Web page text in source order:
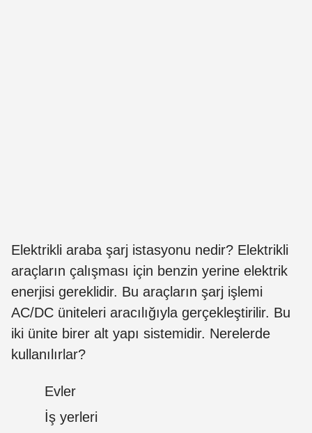
Elektrikli araba şarj istasyonu nedir? Elektrikli
araçların çalışması için benzin yerine elektrik
enerjisi gereklidir. Bu araçların şarj işlemi
AC/DC üniteleri aracılığıyla gerçekleştirilir. Bu
iki ünite birer alt yapı sistemidir. Nerelerde
kullanılırlar?
Evler
İş yerleri